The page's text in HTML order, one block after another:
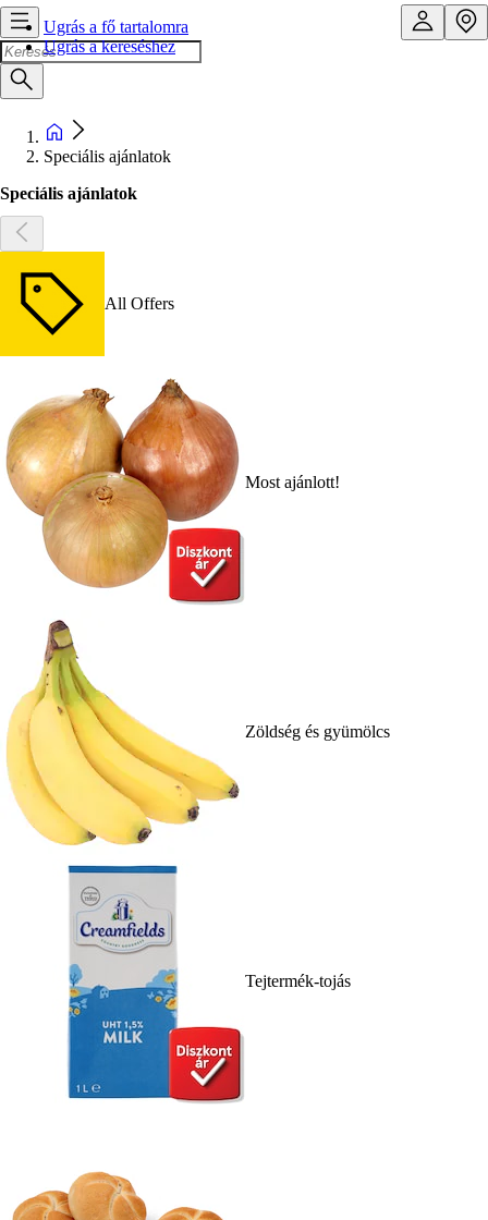
Ugrás a fő tartalomra
Ugrás a kereséshez
Speciális ajánlatok
Speciális ajánlatok
All Offers
Most ajánlott!
Zöldség és gyümölcs
Tejtermék-tojás